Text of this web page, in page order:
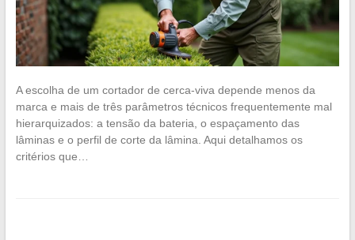
A escolha de um cortador de cerca-viva depende menos da
marca e mais de três parâmetros técnicos frequentemente mal
hierarquizados: a tensão da bateria, o espaçamento das
lâminas e o perfil de corte da lâmina. Aqui detalhamos os
critérios que…